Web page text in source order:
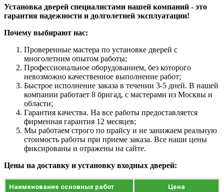
Установка дверей специалистами нашей компаний - это
гарантия надежности и долголетней эксплуатации!
Почему выбирают нас:
Проверенные мастера по установке дверей с
многолетним опытом работы;
Профессиональное оборудованием, без которого
невозможно качественное выполнение работ;
Быстрое исполнение заказа в течении 3-5 дней. В нашей
компании работает 8 бригад, с мастерами из Москвы и
области;
Гарантия качества. На все работы предоставляется
фирменная гарантия 12 месяцев;
Мы работаем строго по прайсу и не занижаем реальную
стоимость работы при приеме заказа. Все наши цены
фиксированы и отражены на сайте.
Цены на доставку и установку входных дверей:
Наименование основных работ Цена